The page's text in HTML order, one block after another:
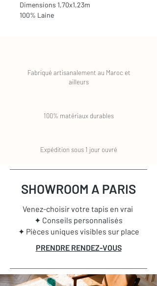
Dimensions 1,70x1,23m
100% Laine
Fabriqué artisanalement au Maroc et
ailleurs
100% matériaux durables
Expédition sous 1 jour ouvré
SHOWROOM A PARIS
Venez-choisir votre tapis en vrai
✦ Conseils personnalisés
✦ Pièces uniques visibles sur place
PRENDRE RENDEZ-VOUS